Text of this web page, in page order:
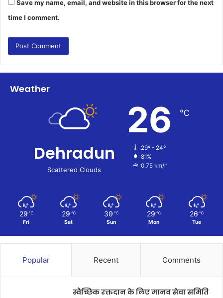
Save my name, email, and website in this browser for the next
time I comment.
Weather
Dehradun
Scattered Clouds
26 ℃
29º - 24º
81%
0.75 km/h
29 ℃
Fri
29 ℃
Sat
30 ℃
Sun
29 ℃
Mon
26 ℃
Tue
Popular Recent Comments
स्वैच्छिक रक्तदान के लिए मानव सेवा समिति